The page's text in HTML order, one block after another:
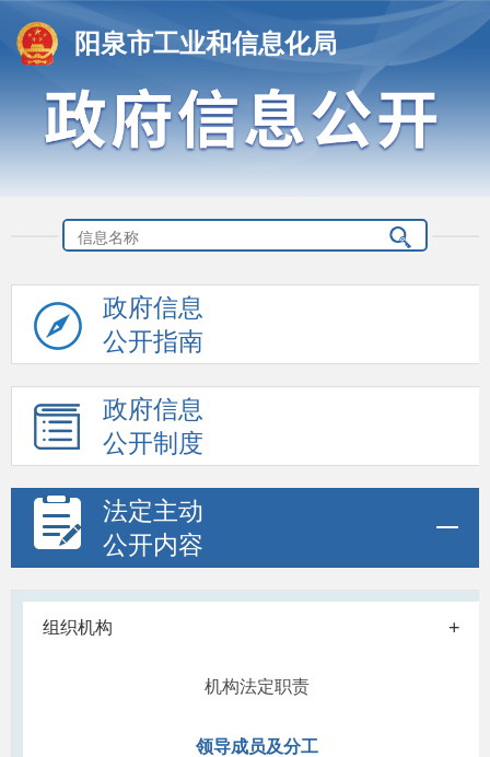
阳泉市工业和信息化局
政府信息
公开指南
政府信息
公开制度
法定主动
公开内容
组织机构 +
机构法定职责
领导成员及分工